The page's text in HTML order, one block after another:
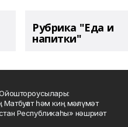
Рубрика "Еда и
напитки"
һәм киң мәғлүмәт
Республикаһы» нәшриәт